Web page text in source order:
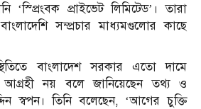
‘স্প্রিংবক প্রাইভেট লিমিটেড’। তারা
সম্প্রচার মাধ্যমগুলোর কাছে
বাংলাদেশ সরকার এতো দামে
আগ্রহী নয় বলে জানিয়েছেন তথ্য ও
স্বপন। তিনি বলেছেন, ‘আগের চুক্তি